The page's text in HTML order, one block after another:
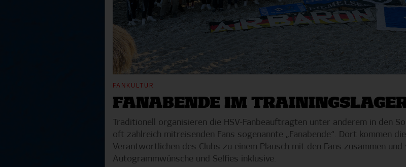
FANKULTUR
FANABENDE IM
Traditionell organisieren die HSV-Fanbeauftragten unter anderem in den
oft zahlreich mitreisenden Fans sogenannte „Fanabende“. Dort kommen
Verantwortlichen des Clubs zu einem Plausch mit den Fans zusammen und
Autogrammwünsche und Selfies inklusive.